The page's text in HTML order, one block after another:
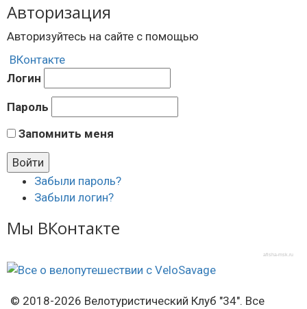
Авторизация
Авторизуйтесь на сайте с помощью
ВКонтакте
Логин
Пароль
Запомнить меня
Забыли пароль?
Забыли логин?
Мы ВКонтакте
afisha-msk.ru
© 2018-2026 Велотуристический Клуб "34". Все